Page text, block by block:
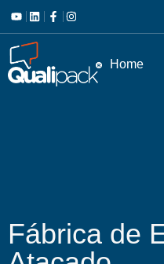
Home
Fábrica de